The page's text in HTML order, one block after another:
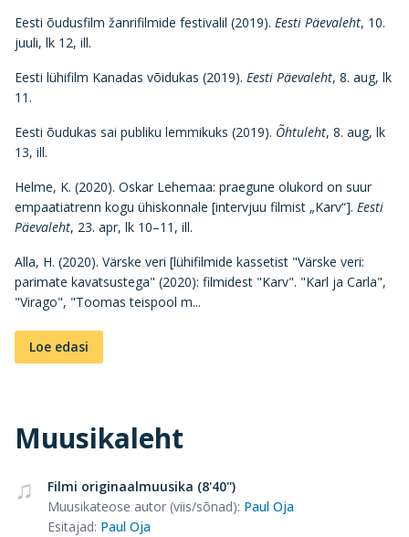
Eesti õudusfilm žanrifilmide festivalil (2019). Eesti Päevaleht, 10.
juuli, lk 12, ill.
Eesti lühifilm Kanadas võidukas (2019). Eesti Päevaleht, 8. aug, lk
11.
Eesti õudukas sai publiku lemmikuks (2019). Õhtuleht, 8. aug, lk
13, ill.
Helme, K. (2020). Oskar Lehemaa: praegune olukord on suur
empaatiatrenn kogu ühiskonnale [intervjuu filmist „Karv“]. Eesti
Päevaleht, 23. apr, lk 10–11, ill.
Alla, H. (2020). Värske veri [lühifilmide kassetist "Värske veri:
parimate kavatsustega" (2020): filmidest "Karv". "Karl ja Carla",
"Virago", "Toomas teispool m...
Loe edasi
Muusikaleht
Filmi originaalmuusika (8'40'')
Muusikateose autor (viis/sõnad): Paul Oja
Esitajad: Paul Oja